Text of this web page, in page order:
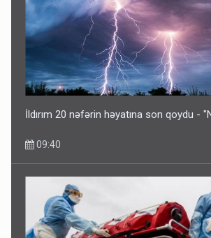
Əhaliyə hava ilə bağlı VACİB
dan…
İldırım 20 nəfərin həyatına son qoydu -
09:40